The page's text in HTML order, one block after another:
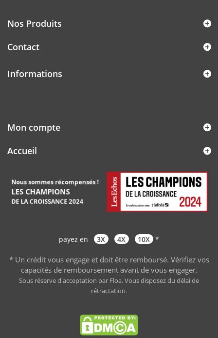
Nos Produits
Contact
Informations
Mon compte
Accueil
payez en 3X 4X 10X *
* Un crédit vous engage et doit être remboursé. Vérifiez vos
capacités de remboursement avant de vous engager.
Sous réserve d'acceptation par Floa. Vous disposez du délai de
rétractation.